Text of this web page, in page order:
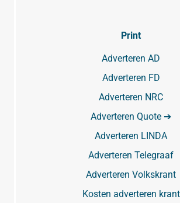
Print
Adverteren AD
Adverteren FD
Adverteren NRC
Adverteren Quote ➔
Adverteren LINDA
Adverteren Telegraaf
Adverteren Volkskrant
Kosten adverteren krant